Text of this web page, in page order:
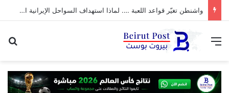
واشنطن تغيّر قواعد اللعبة …. لماذا استهداف السواحل الإيرانية الآن؟
القائمة